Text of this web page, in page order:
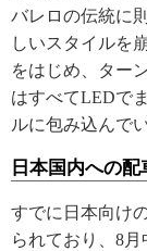
バレロの伝統に
しいスタイルを
をはじめ、ター
はすべてLEDで
ルに包み込んで
日本国内への配
すでに日本向け
られており、8